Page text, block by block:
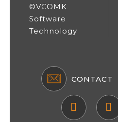
©VCOMK
Software
Technology
CONTACT